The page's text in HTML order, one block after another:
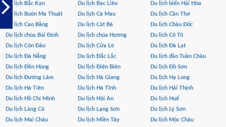
Du lịch Bắc Kạn Du lịch Bạc Liêu
Du lịch biển Hải Hòa
Du lịch Buôn Ma Thuật
Du lịch Cà Mau
Du lịch Cần Thơ
Du lịch Cao Bằng
Du lịch Cát Bà
Du lịch Châu Đốc
Du lịch chùa Bái Đính
Du lịch chùa Hương
Du lịch Cô Tô
Du lịch Côn Đảo
Du lịch Cửa Lò
Du lịch Đà Lạt
Du lịch Đà Nẵng
Du lịch Đắc Lắc
Du lịch đảo Tuần Châu
Du lịch Đền Hùng
Du lịch Điện Biên
Du lịch Đồ Sơn
Du lịch Đường Lâm
Du lịch Hà Giang
Du lịch Hạ Long
Du lịch Hà Tiên
Du lịch Hà Tĩnh
Du lịch Hải Thịnh
Du lịch Hồ Chí Minh
Du lịch Hội An
Du lịch Huế
Du lịch Lăng Cô
Du lịch Lạng Sơn
Du lịch Lý Sơn
Du lịch Mai Châu
Du lịch Miền Tây
Du lịch Mộc Châu